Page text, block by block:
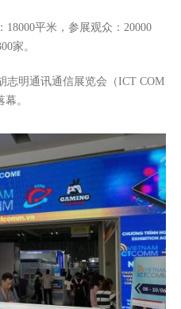
平米，参展观众：20000
家。
志明通讯通信展览会（ICT COM
。